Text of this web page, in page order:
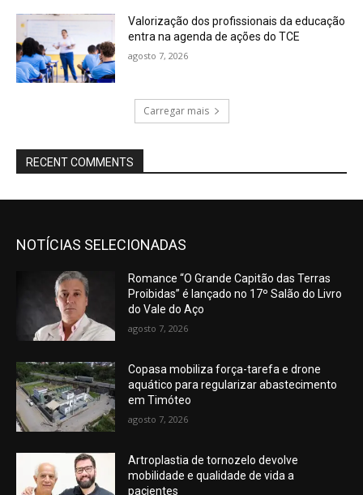
Valorização dos profissionais da educação
entra na agenda de ações do TCE
agosto 7, 2026
Carregar mais
RECENT COMMENTS
NOTÍCIAS SELECIONADAS
Romance “O Grande Capitão das Terras
Proibidas” é lançado no 17º Salão do Livro
do Vale do Aço
agosto 7, 2026
Copasa mobiliza força-tarefa e drone
aquático para regularizar abastecimento
em Timóteo
agosto 7, 2026
Artroplastia de tornozelo devolve
mobilidade e qualidade de vida a
pacientes